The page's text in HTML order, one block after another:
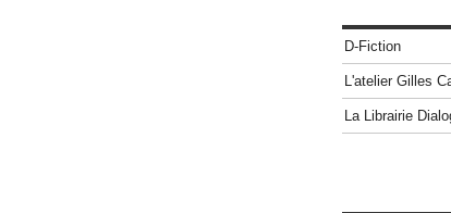
D-Fiction
L'atelier Gilles
La Librairie